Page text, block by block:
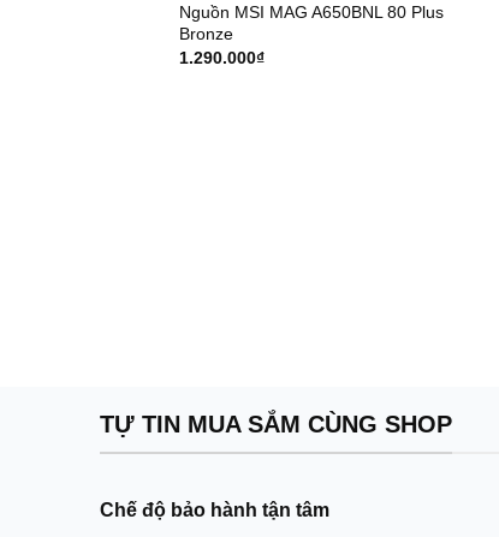
Nguồn MSI MAG A650BNL 80 Plus
Bronze
1.290.000₫
TỰ TIN MUA SẮM CÙNG SHOP
Chế độ bảo hành tận tâm